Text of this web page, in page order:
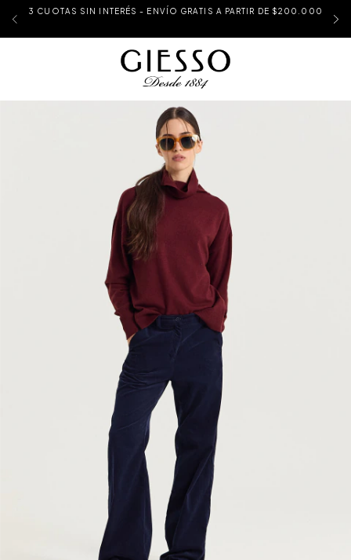
3 CUOTAS SIN INTERÉS - ENVÍO GRATIS A PARTIR DE $200.000